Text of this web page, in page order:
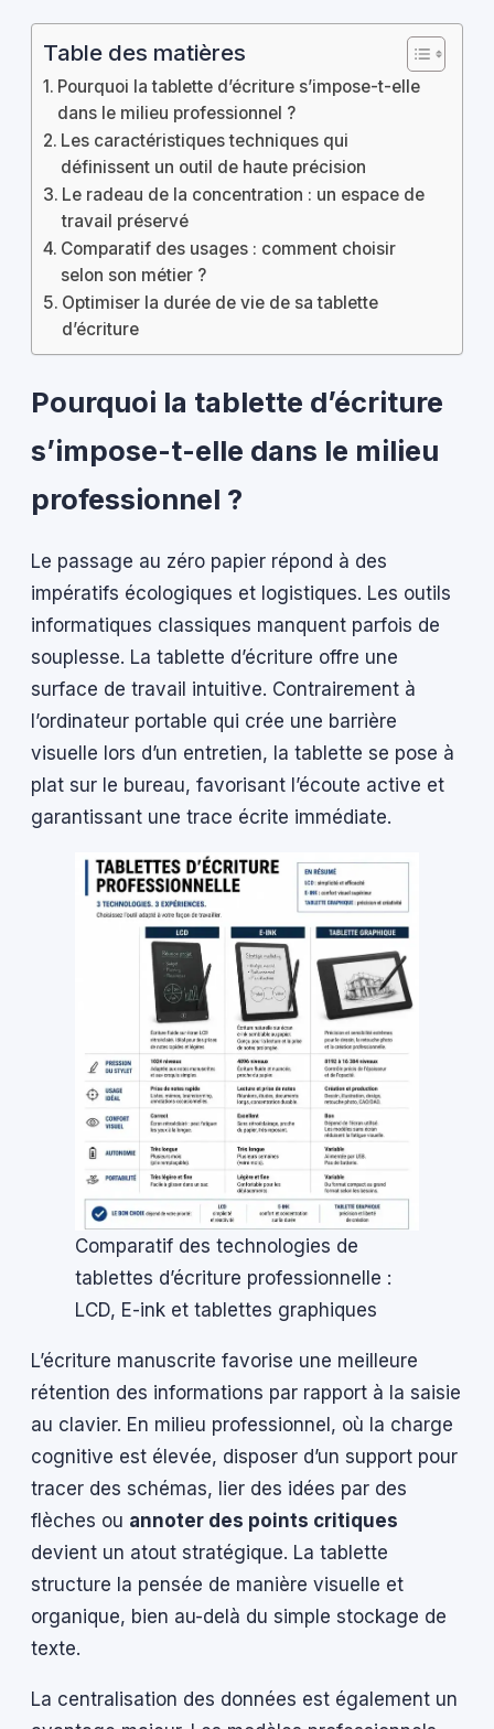
Table des matières
Pourquoi la tablette d’écriture s’impose-t-elle
dans le milieu professionnel ?
Les caractéristiques techniques qui
définissent un outil de haute précision
Le radeau de la concentration : un espace de
travail préservé
Comparatif des usages : comment choisir
selon son métier ?
Optimiser la durée de vie de sa tablette
d’écriture
Pourquoi la tablette d’écriture
s’impose-t-elle dans le milieu
professionnel ?
Le passage au zéro papier répond à des
impératifs écologiques et logistiques. Les outils
informatiques classiques manquent parfois de
souplesse. La tablette d’écriture offre une
surface de travail intuitive. Contrairement à
l’ordinateur portable qui crée une barrière
visuelle lors d’un entretien, la tablette se pose à
plat sur le bureau, favorisant l’écoute active et
garantissant une trace écrite immédiate.
Comparatif des technologies de
tablettes d’écriture professionnelle :
LCD, E-ink et tablettes graphiques
L’écriture manuscrite favorise une meilleure
rétention des informations par rapport à la saisie
au clavier. En milieu professionnel, où la charge
cognitive est élevée, disposer d’un support pour
tracer des schémas, lier des idées par des
flèches ou annoter des points critiques
devient un atout stratégique. La tablette
structure la pensée de manière visuelle et
organique, bien au-delà du simple stockage de
texte.
La centralisation des données est également un